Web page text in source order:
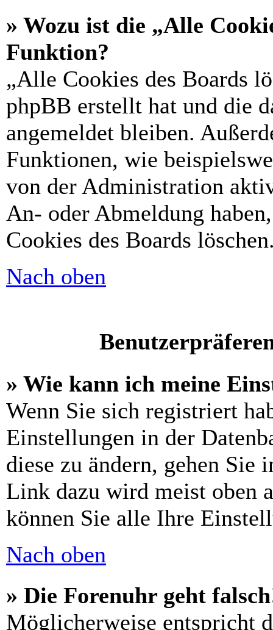
» Wozu ist die „Alle
Funktion?
„Alle Cookies des Boards
phpBB erstellt hat und die
angemeldet bleiben.
Funktionen, wie
von der Administration
An- oder Abmeldung
Cookies des Boards
Nach oben
» Wie kann ich meine
Wenn Sie sich registriert
Einstellungen in der
diese zu ändern, gehen Sie
Link dazu wird meist oben
können Sie alle Ihre
Nach oben
» Die Forenuhr geht
Möglicherweise entspricht